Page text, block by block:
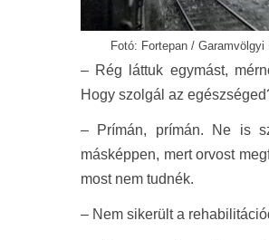
Fotó: Fortepan / Garamvölgyi
– Rég láttuk egymást,
Hogy szolgál az
– Prímán, prímán. Ne is
másképpen, mert orvost
most nem tudnék.
– Nem sikerült a